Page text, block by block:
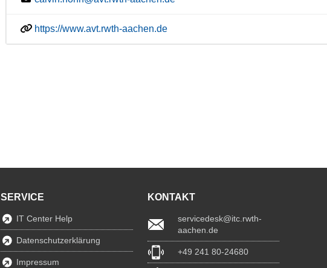
https://www.avt.rwth-aachen.de
SERVICE
IT Center Help
Datenschutzerklärung
Impressum
KONTAKT
servicedesk@itc.rwth-
aachen.de
+49 241 80-24680